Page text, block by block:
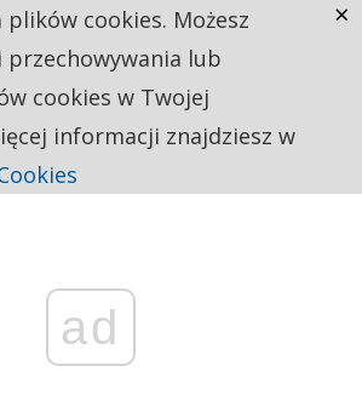
ad
cookies. Możesz
lub
cookies w Twojej
informacji znajdziesz w
×